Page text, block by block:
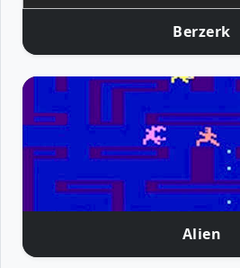
Berzerk
Alien